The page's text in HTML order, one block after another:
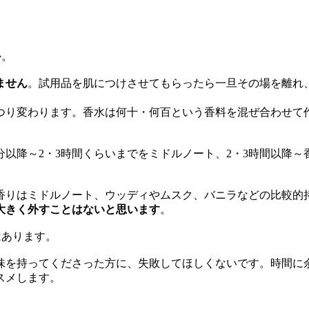
せん。試用品を肌につけさせてもらったら一旦その場を離
変わります。香水は何十・何百という香料を混ぜ合わせ
降～2・3時間くらいまでをミドルノート、2・3時間以降
はミドルノート、ウッディやムスク、バニラなどの比較
きく外すことはないと思います。
ります。
持ってくださった方に、失敗してほしくないです。時間
します。